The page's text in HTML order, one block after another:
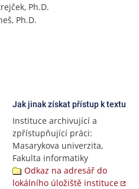
Ph.D.
Ph.D.
Jak jinak získat přístup k textu
Instituce archivující a
zpřístupňující práci:
Masarykova univerzita,
Fakulta informatiky
Odkaz na adresář do
lokálního úložiště instituce